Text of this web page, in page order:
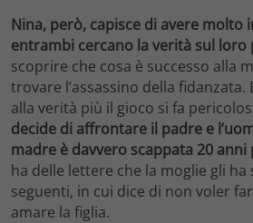
Nina, però, capisce di avere molto
entrambi cercano la verità sul loro
scoprire che cosa è successo alla
trovare l’assassino della fidanzata.
alla verità più il gioco si fa
decide di affrontare il padre e
madre è davvero scappata 20 anni
ha delle lettere che la moglie gli
seguenti, in cui dice di non voler
amare la figlia.